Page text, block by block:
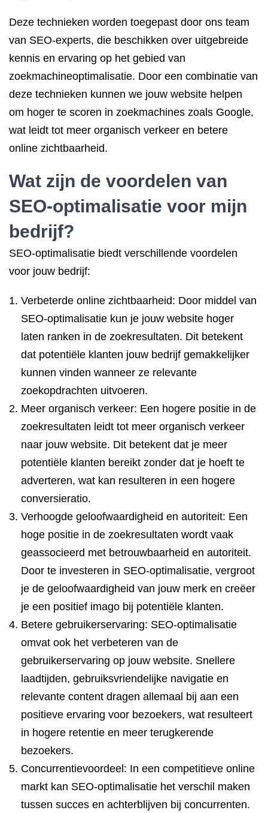
Deze technieken worden toegepast door ons team
van SEO-experts, die beschikken over uitgebreide
kennis en ervaring op het gebied van
zoekmachineoptimalisatie. Door een combinatie van
deze technieken kunnen we jouw website helpen
om hoger te scoren in zoekmachines zoals Google,
wat leidt tot meer organisch verkeer en betere
online zichtbaarheid.
Wat zijn de voordelen van
SEO-optimalisatie voor mijn
bedrijf?
SEO-optimalisatie biedt verschillende voordelen
voor jouw bedrijf:
Verbeterde online zichtbaarheid: Door middel van
SEO-optimalisatie kun je jouw website hoger
laten ranken in de zoekresultaten. Dit betekent
dat potentiële klanten jouw bedrijf gemakkelijker
kunnen vinden wanneer ze relevante
zoekopdrachten uitvoeren.
Meer organisch verkeer: Een hogere positie in de
zoekresultaten leidt tot meer organisch verkeer
naar jouw website. Dit betekent dat je meer
potentiële klanten bereikt zonder dat je hoeft te
adverteren, wat kan resulteren in een hogere
conversieratio.
Verhoogde geloofwaardigheid en autoriteit: Een
hoge positie in de zoekresultaten wordt vaak
geassocieerd met betrouwbaarheid en autoriteit.
Door te investeren in SEO-optimalisatie, vergroot
je de geloofwaardigheid van jouw merk en creëer
je een positief imago bij potentiële klanten.
Betere gebruikerservaring: SEO-optimalisatie
omvat ook het verbeteren van de
gebruikerservaring op jouw website. Snellere
laadtijden, gebruiksvriendelijke navigatie en
relevante content dragen allemaal bij aan een
positieve ervaring voor bezoekers, wat resulteert
in hogere retentie en meer terugkerende
bezoekers.
Concurrentievoordeel: In een competitieve online
markt kan SEO-optimalisatie het verschil maken
tussen succes en achterblijven bij concurrenten.